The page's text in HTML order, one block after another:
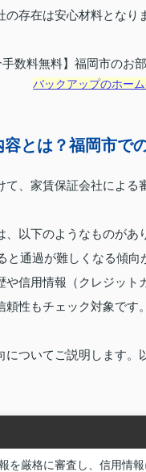
存在は安心材料となり
数料無料】福岡市のお
バックアップのホー
とは？福岡市で
、家賃保証会社によ
、以下のようなものが
と通過が難しくなる傾
信用情報（クレジッ
性もチェック対象で
ついてご説明します
を厳格に審査し、信用情